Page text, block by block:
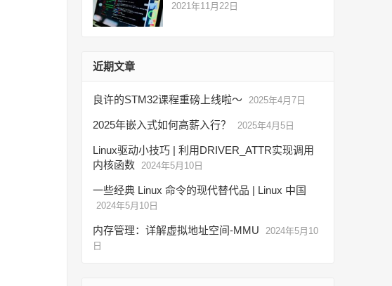
2021年11月22日
近期文章
良许的STM32课程重磅上线啦～ 2025年4月7日
2025年嵌入式如何高薪入行？ 2025年4月5日
Linux驱动小技巧 | 利用DRIVER_ATTR实现调用
内核函数 2024年5月10日
一些经典 Linux 命令的现代替代品 | Linux 中国
2024年5月10日
内存管理：详解虚拟地址空间-MMU
2024年5月10
日